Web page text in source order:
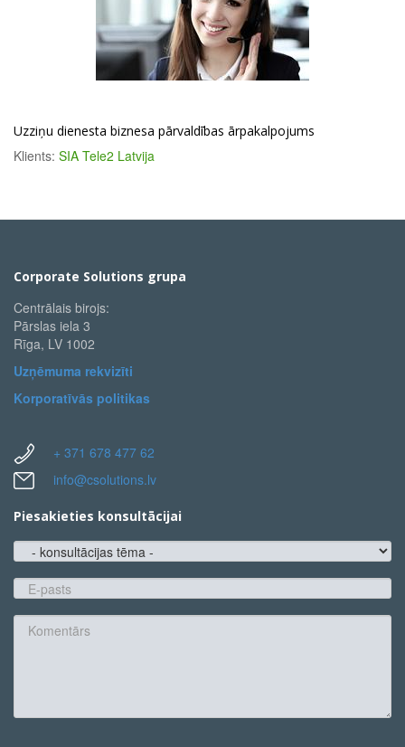
Uzziņu dienesta biznesa pārvaldības ārpakalpojums
Klients: SIA Tele2 Latvija
Corporate Solutions grupa
Centrālais birojs:
Pārslas iela 3
Rīga, LV 1002
Uzņēmuma rekvizīti
Korporatīvās politikas
+ 371 678 477 62
info@csolutions.lv
Piesakieties konsultācijai
konsultācijas
tēma
E-
pasts